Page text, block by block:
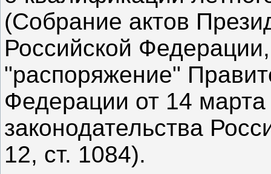
(Собрание актов
Российской
"распоряжение"
Федерации от 14
законодательства
12, ст. 1084).